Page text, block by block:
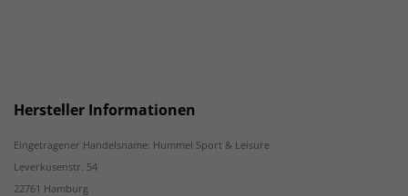
Hersteller Informationen
Eingetragener Handelsname: Hummel Sport & Leisure
Leverkusenstr. 54
22761 Hamburg